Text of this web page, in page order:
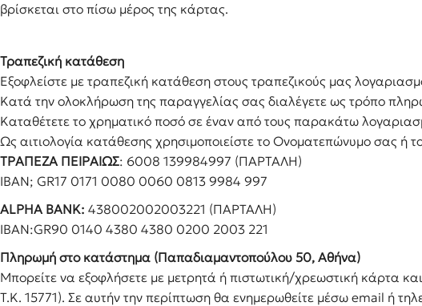
βρίσκεται στο πίσω μέρος της κάρτας.
Τραπεζική κατάθεση
Εξοφλείστε με τραπεζική κατάθεση στους τραπεζικούς μας
Κατά την ολοκλήρωση της παραγγελίας σας διαλέγετε ως τρόπο
Καταθέτετε το χρηματικό ποσό σε έναν από τους παρακάτω
Ως αιτιολογία κατάθεσης χρησιμοποιείστε το Ονοματεπώνυμο σας ή
ΤΡΑΠΕΖΑ ΠΕΙΡΑΙΩΣ: 6008 139984997 (ΠΑΡΤΑΛΗ)
IBAN; GR17 0171 0080 0060 0813 9984 997
ALPHA BANK: 438002002003221 (ΠΑΡΤΑΛΗ)
IBAN:GR90 0140 4380 4380 0200 2003 221
Πληρωμή στο κατάστημα (Παπαδιαμαντοπούλου 50, Αθήνα)
Μπορείτε να εξοφλήσετε με μετρητά ή πιστωτική/χρεωστική κάρτα
Τ.Κ. 15771). Σε αυτήν την περίπτωση θα ενημερωθείτε μέσω email ή